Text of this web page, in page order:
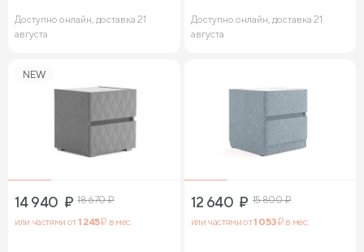
Доступно онлайн, доставка 21
августа
Доступно онлайн, доставка 21
августа
NEW
14 940 ₽ 18 670₽
или частями от1 245₽ в мес.
12 640 ₽ 15 800₽
или частями от1 053₽ в мес.